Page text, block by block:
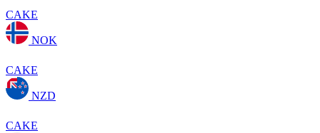
CAKE
NOK
CAKE
NZD
CAKE